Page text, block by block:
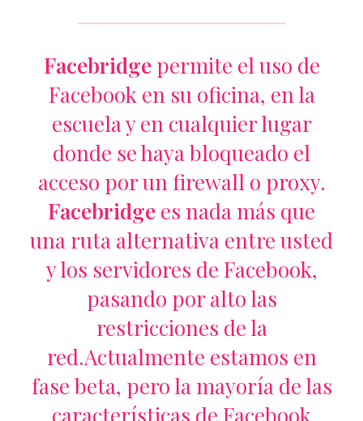
Facebridgepermite el uso de
Facebook en su oficina, en la
escuela y en cualquier lugar
donde se haya bloqueado el
acceso por un firewall o proxy.
Facebridge es nada más que
una ruta alternativa entre usted
y los servidores de Facebook,
pasando por alto las
restricciones de la
red.Actualmente estamos en
fase beta, pero la mayoría de las
características de Facebook